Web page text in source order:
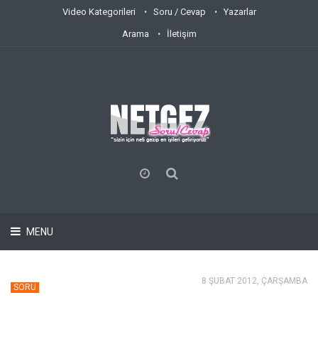
Video Kategorileri Soru / Cevap Yazarlar
Arama İletişim
MENU
SORU
8 ŞUBAT 2012, ÇARŞAMBA